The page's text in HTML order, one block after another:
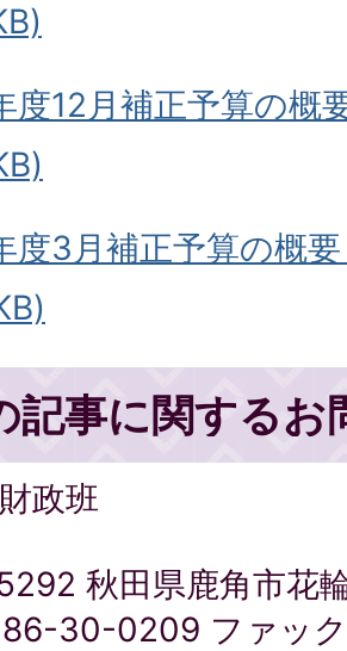
度12月補正予算の概
度3月補正予算の概
記事に関するお
政班
秋田県鹿角市花
30-0209 ファッ